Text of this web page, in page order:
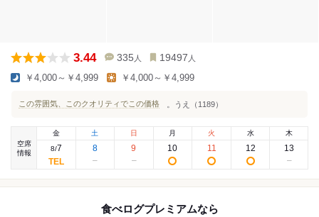
3.44 335 人 19497 人
￥4,000～￥4,999 ￥4,000～￥4,999
この雰囲気、このクオリティでこの価格 。うえ（1189）
空席
情報
金
8/7
土
8
日
9
月
10
火
11
水
12
木
13
食べログプレミアムなら